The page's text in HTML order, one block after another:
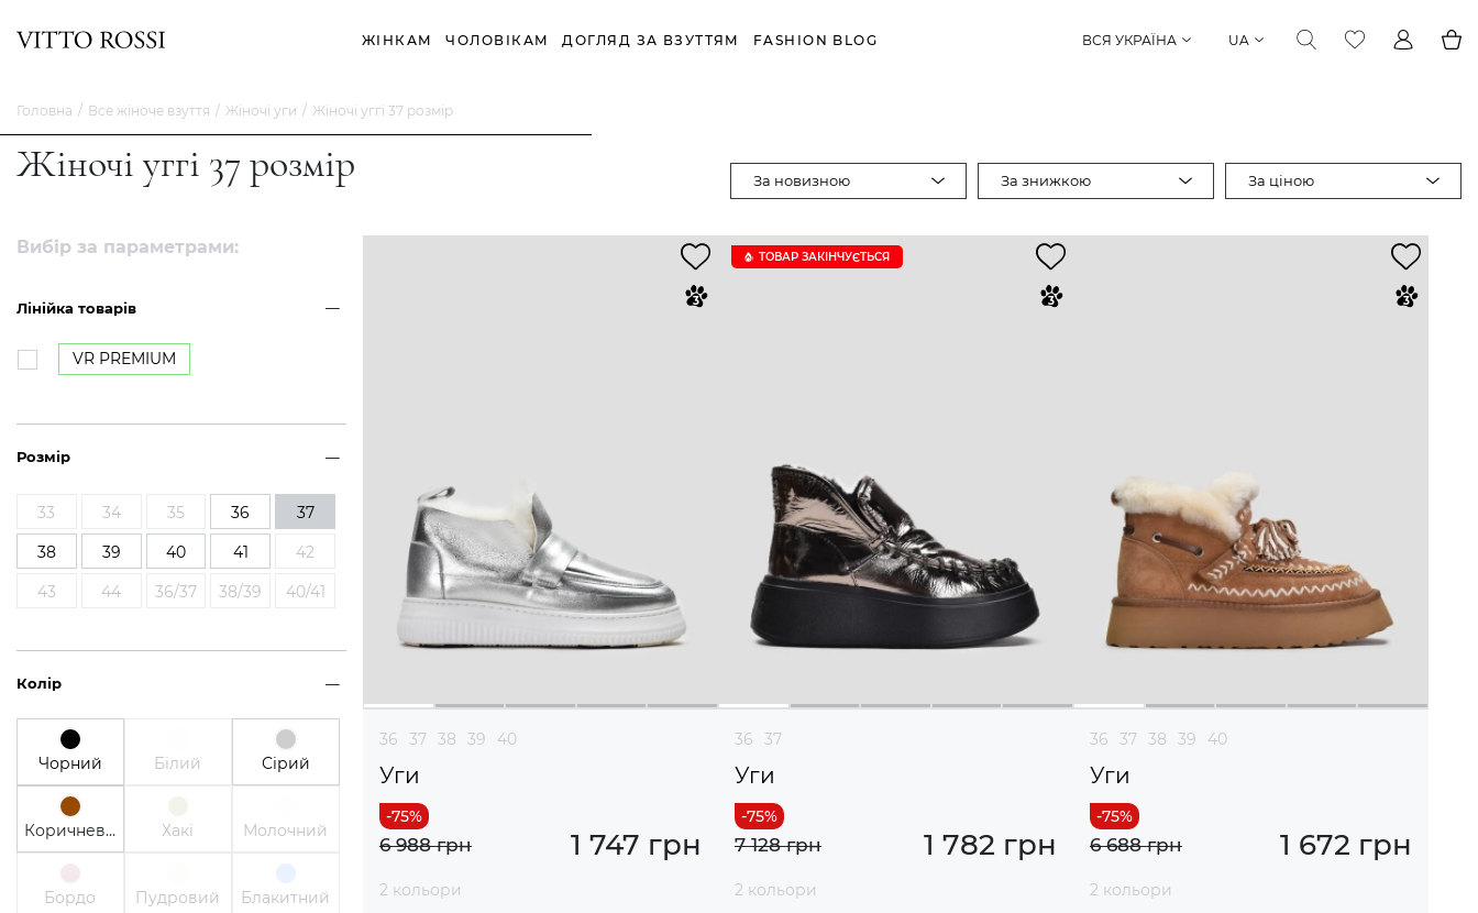
ЖІНКАМ ЧОЛОВІКАМ ДОГЛЯД ЗА ВЗУТТЯМ FASHION BLOG ВСЯ УКРАЇНА UA
Головна Все жіноче взуття Жіночі уги Жіночі уггі 37 розмір
Жіночі уггі 37 розмір За новизною За знижкою За ціною
Вибір за параметрами:
Лінійка товарів
VR PREMIUM
Розмір
33 34 35 36
37
38
39 40 41
42
43
44 36/37 38/39 40/41
Колір
Чорний Білий Сірий
Коричневий Хакі Молочний
Бордо Пудровий Блакитний
36 37 38 39 40
Уги
1 747 грн
6 988 грн
2 кольори
ТОВАР ЗАКІНЧУЄTЬСЯ
36 37
Уги
1 782 грн
7 128 грн
2 кольори
36 37 38 39 40
Уги
1 672 грн
6 688 грн
2 кольори